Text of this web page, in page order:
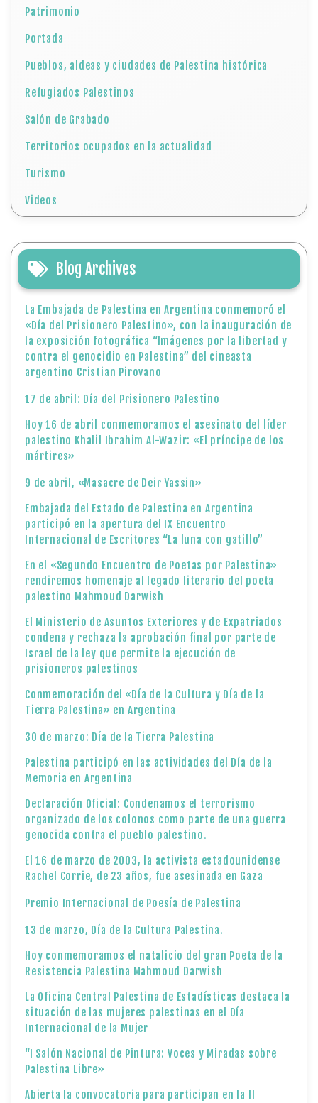
Patrimonio
Portada
Pueblos, aldeas y ciudades de Palestina histórica
Refugiados Palestinos
Salón de Grabado
Territorios ocupados en la actualidad
Turismo
Videos
Blog Archives
La Embajada de Palestina en Argentina conmemoró el
«Día del Prisionero Palestino», con la inauguración de
la exposición fotográfica “Imágenes por la libertad y
contra el genocidio en Palestina” del cineasta
argentino Cristian Pirovano
17 de abril: Día del Prisionero Palestino
Hoy 16 de abril conmemoramos el asesinato del líder
palestino Khalil Ibrahim Al-Wazir: «El príncipe de los
mártires»
9 de abril, «Masacre de Deir Yassin»
Embajada del Estado de Palestina en Argentina
participó en la apertura del IX Encuentro
Internacional de Escritores “La luna con gatillo”
En el «Segundo Encuentro de Poetas por Palestina»
rendiremos homenaje al legado literario del poeta
palestino Mahmoud Darwish
El Ministerio de Asuntos Exteriores y de Expatriados
condena y rechaza la aprobación final por parte de
Israel de la ley que permite la ejecución de
prisioneros palestinos
Conmemoración del «Día de la Cultura y Día de la
Tierra Palestina» en Argentina
30 de marzo: Día de la Tierra Palestina
Palestina participó en las actividades del Día de la
Memoria en Argentina
Declaración Oficial: Condenamos el terrorismo
organizado de los colonos como parte de una guerra
genocida contra el pueblo palestino.
El 16 de marzo de 2003, la activista estadounidense
Rachel Corrie, de 23 años, fue asesinada en Gaza
Premio Internacional de Poesía de Palestina
13 de marzo, Día de la Cultura Palestina.
Hoy conmemoramos el natalicio del gran Poeta de la
Resistencia Palestina Mahmoud Darwish
La Oficina Central Palestina de Estadísticas destaca la
situación de las mujeres palestinas en el Día
Internacional de la Mujer
“I Salón Nacional de Pintura: Voces y Miradas sobre
Palestina Libre»
Abierta la convocatoria para participan en la II